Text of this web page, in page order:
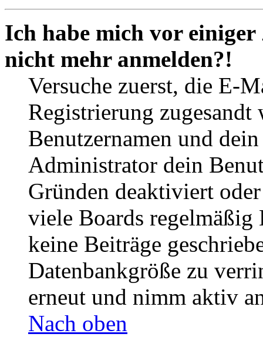
Ich habe mich vor
nicht mehr anmelden?!
Versuche zuerst, die E-
Registrierung
Benutzernamen und
Administrator dein
Gründen deaktiviert
viele Boards
keine Beiträge
Datenbankgröße zu
erneut und nimm aktiv
Nach oben